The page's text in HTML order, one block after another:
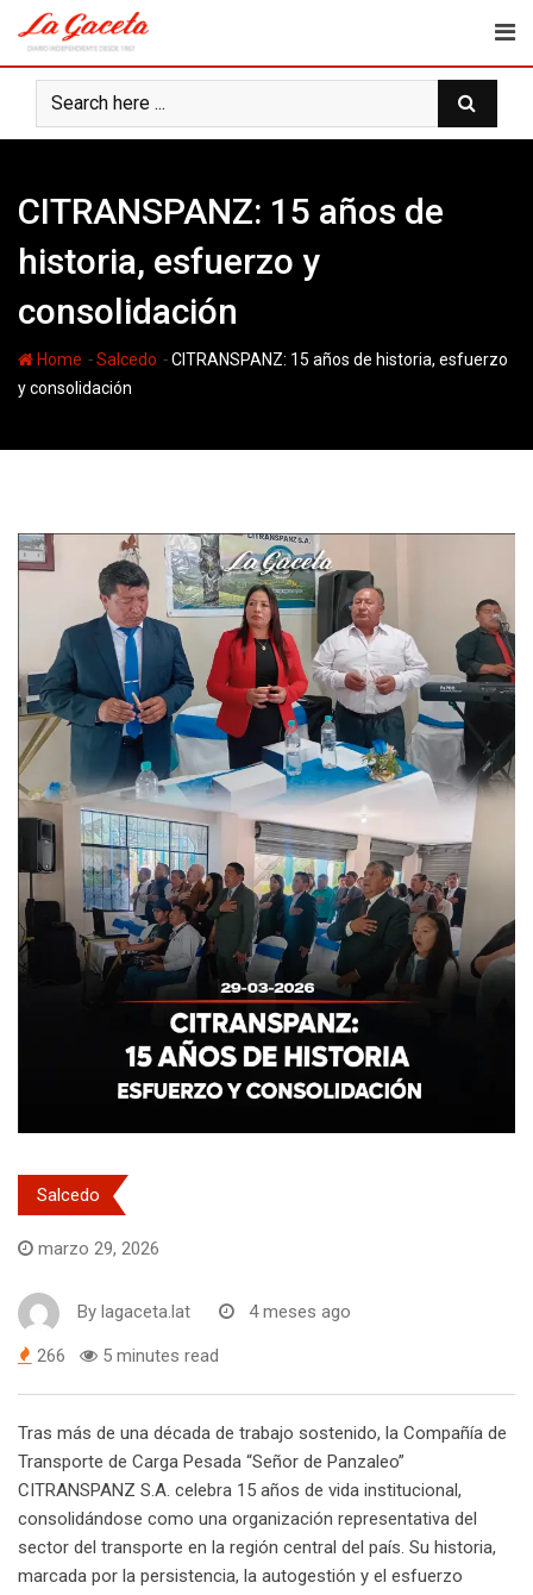
content
CITRANSPANZ: 15 años de
historia, esfuerzo y
consolidación
Home -Salcedo -CITRANSPANZ: 15 años de historia, esfuerzo
y consolidación
Salcedo
marzo 29, 2026
By lagaceta.lat 4 meses ago
266 5 minutes read
Tras más de una década de trabajo sostenido, la Compañía de
Transporte de Carga Pesada “Señor de Panzaleo”
CITRANSPANZ S.A. celebra 15 años de vida institucional,
consolidándose como una organización representativa del
sector del transporte en la región central del país. Su historia,
marcada por la persistencia, la autogestión y el esfuerzo